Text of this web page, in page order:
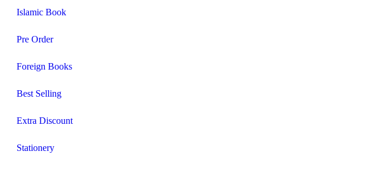
Islamic Book
Pre Order
Foreign Books
Best Selling
Extra Discount
Stationery